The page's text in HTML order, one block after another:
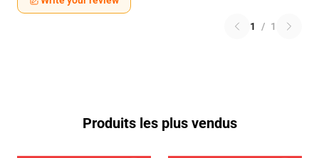
1 / 1
Produits les plus vendus